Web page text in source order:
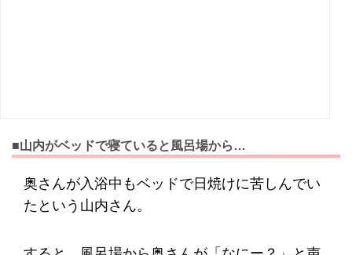
■山内がベッドで寝ていると風呂場から…
奥さんが入浴中もベッドで日焼けに苦しんでい
たという山内さん。